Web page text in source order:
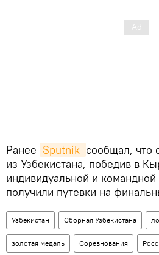
Ранее Sputnik сообщал, что
из Узбекистана, победив в
индивидуальной и
получили путевки на
Узбекистан Сборная Узбекистана
золотая медаль Соревнования